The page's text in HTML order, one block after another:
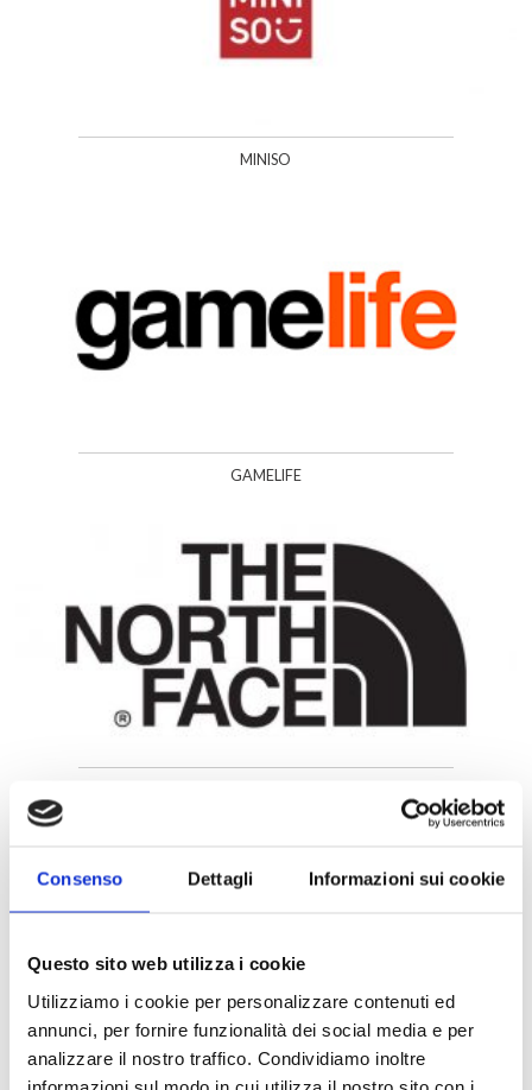
Consenso Dettagli Informazioni sui cookie
Questo sito web utilizza i cookie
Utilizziamo i cookie per personalizzare contenuti ed
annunci, per fornire funzionalità dei social media e per
analizzare il nostro traffico. Condividiamo inoltre
informazioni sul modo in cui utilizza il nostro sito con i
MINISO
GAMELIFE